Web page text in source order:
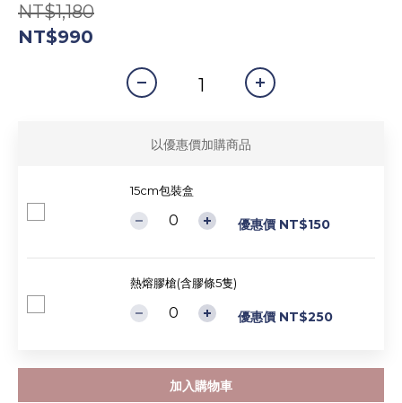
NT$1,180
NT$990
以優惠價加購商品
15cm包裝盒
優惠價 NT$150
熱熔膠槍(含膠條5隻)
優惠價 NT$250
加入購物車